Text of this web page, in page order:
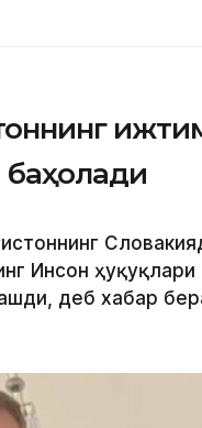
Инсон
деб хабар